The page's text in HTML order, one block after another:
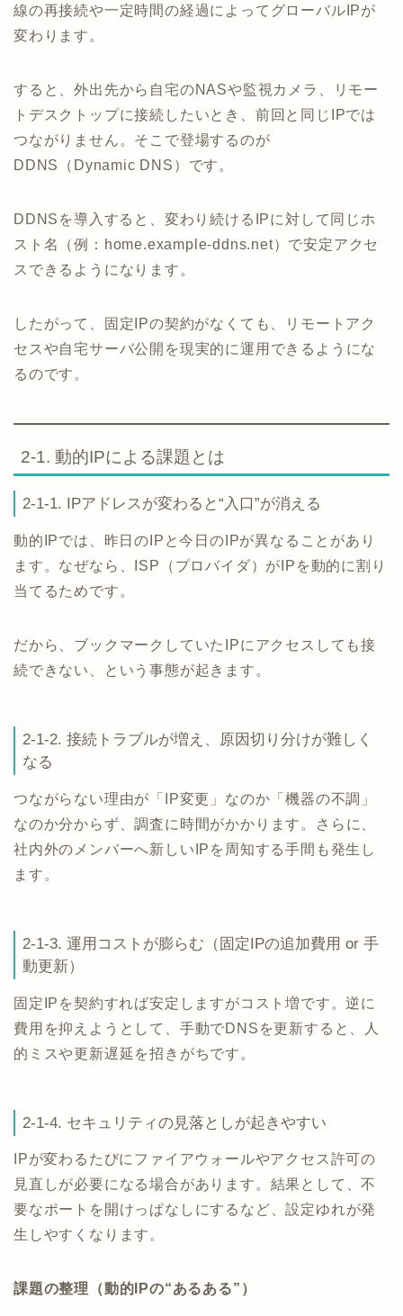
線の再接続や一定時間の経過によってグローバルIPが
変わります。
すると、外出先から自宅のNASや監視カメラ、リモー
トデスクトップに接続したいとき、前回と同じIPでは
つながりません。そこで登場するのが
DDNS（Dynamic DNS）です。
DDNSを導入すると、変わり続けるIPに対して同じホ
スト名（例：home.example-ddns.net）で安定アクセ
スできるようになります。
したがって、固定IPの契約がなくても、リモートアク
セスや自宅サーバ公開を現実的に運用できるようにな
るのです。
2-1. 動的IPによる課題とは
2-1-1. IPアドレスが変わると“入口”が消える
動的IPでは、昨日のIPと今日のIPが異なることがあり
ます。なぜなら、ISP（プロバイダ）がIPを動的に割り
当てるためです。
だから、ブックマークしていたIPにアクセスしても接
続できない、という事態が起きます。
2-1-2. 接続トラブルが増え、原因切り分けが難しく
なる
つながらない理由が「IP変更」なのか「機器の不調」
なのか分からず、調査に時間がかかります。さらに、
社内外のメンバーへ新しいIPを周知する手間も発生し
ます。
2-1-3. 運用コストが膨らむ（固定IPの追加費用 or 手
動更新）
固定IPを契約すれば安定しますがコスト増です。逆に
費用を抑えようとして、手動でDNSを更新すると、人
的ミスや更新遅延を招きがちです。
2-1-4. セキュリティの見落としが起きやすい
IPが変わるたびにファイアウォールやアクセス許可の
見直しが必要になる場合があります。結果として、不
要なポートを開けっぱなしにするなど、設定ゆれが発
生しやすくなります。
課題の整理（動的IPの“あるある”）